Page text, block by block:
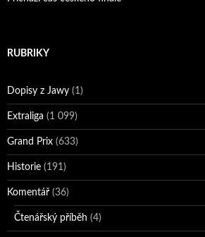
RUBRIKY
Dopisy z Jawy (1)
Extraliga (1 099)
Grand Prix (633)
Historie (191)
Komentář (36)
Čtenářský příběh (4)